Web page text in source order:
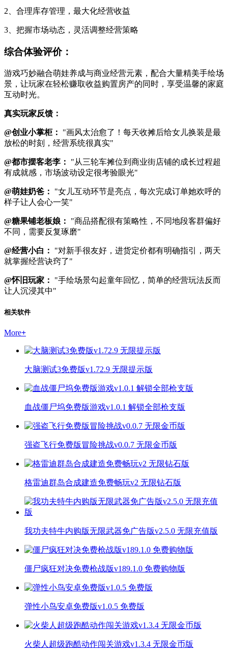
2、合理库存管理，最大化经营收益
3、把握市场动态，灵活调整经营策略
综合体验评价：
游戏巧妙融合萌娃养成与商业经营元素，配合大量精美手绘场
景，让玩家在轻松赚取收益购置房产的同时，享受温馨的家庭
互动时光。
真实玩家反馈：
@创业小掌柜：
"画风太治愈了！每天收摊后给女儿换装是最
放松的时刻，经营系统很真实"
@都市摆客老李：
"从三轮车摊位到商业街店铺的成长过程超
有成就感，市场波动设定很考验眼光"
@萌娃奶爸：
"女儿互动环节是亮点，每次完成订单她欢呼的
样子让人会心一笑"
@糖果铺老板娘：
"商品搭配很有策略性，不同地段客群偏好
不同，需要反复琢磨"
@经营小白：
"对新手很友好，进货定价都有明确指引，两天
就掌握经营诀窍了"
@怀旧玩家：
"手绘场景勾起童年回忆，简单的经营玩法反而
让人沉浸其中"
相关软件
More+
大脑测试3免费版v1.72.9 无限提示版
血战僵尸坞免费版游戏v1.0.1 解锁全部枪支版
强盗飞行免费版冒险挑战v0.0.7 无限金币版
格雷迪群岛合成建造免费畅玩v2 无限钻石版
我功夫特牛内购版无限武器免广告版v2.5.0 无限充值版
僵尸疯狂对决免费枪战版v189.1.0 免费购物版
弹性小鸟安卓免费版v1.0.5 免费版
火柴人超级跑酷动作闯关游戏v1.3.4 无限金币版